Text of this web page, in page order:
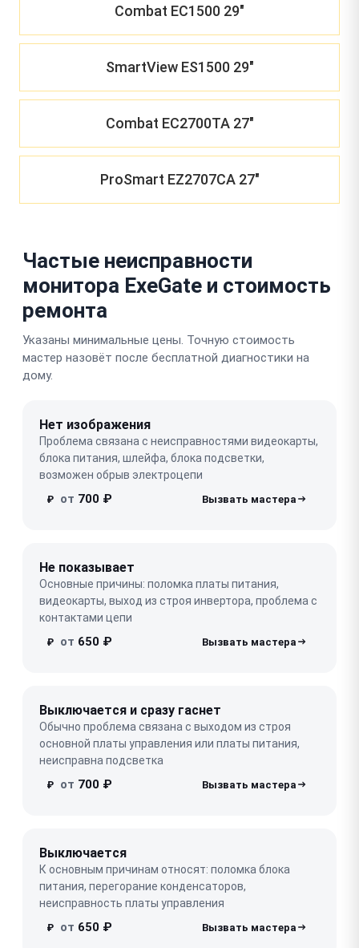
Combat EC1500 29"
SmartView ES1500 29"
Combat EC2700TA 27"
ProSmart EZ2707CA 27"
Частые неисправности
монитора ExeGate и стоимость
ремонта
Указаны минимальные цены. Точную стоимость
мастер назовёт после бесплатной диагностики на
дому.
Нет изображения
Проблема связана с неисправностями видеокарты,
блока питания, шлейфа, блока подсветки,
возможен обрыв электроцепи
₽ от 700 ₽
Не показывает
Основные причины: поломка платы питания,
видеокарты, выход из строя инвертора, проблема с
контактами цепи
₽ от 650 ₽
Выключается и сразу гаснет
Обычно проблема связана с выходом из строя
основной платы управления или платы питания,
неисправна подсветка
₽ от 700 ₽
Выключается
К основным причинам относят: поломка блока
питания, перегорание конденсаторов,
неисправность платы управления
₽ от 650 ₽